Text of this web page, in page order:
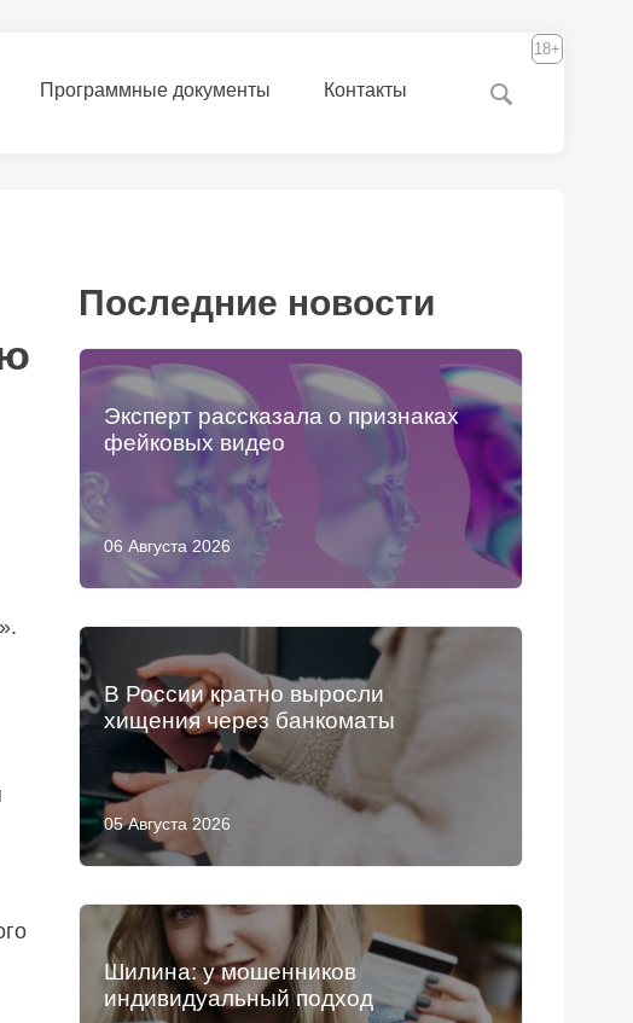
Программные документы Контакты
18+
Последние новости
06 Августа 2026
Эксперт рассказала о признаках
фейковых видео
05 Августа 2026
В России кратно выросли
хищения через банкоматы
Шилина: у мошенников
индивидуальный подход